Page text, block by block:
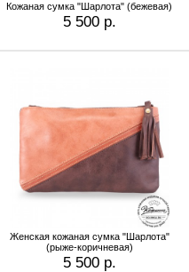
Кожаная сумка "Шарлота" (бежевая)
5 500 р.
Женская кожаная сумка "Шарлота"
(рыже-коричневая)
5 500 р.